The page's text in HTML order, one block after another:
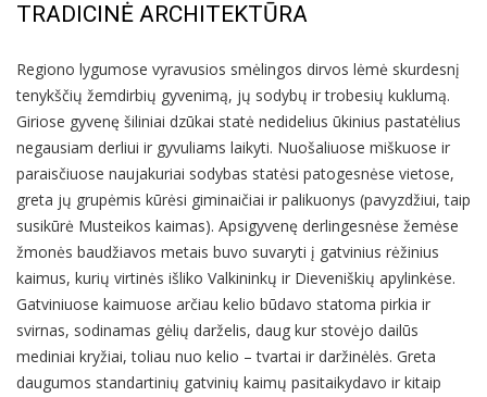
TRADICINĖ ARCHITEKTŪRA
Regiono lygumose vyravusios smėlingos dirvos lėmė skurdesnį
tenykščių žemdirbių gyvenimą, jų sodybų ir trobesių kuklumą.
Giriose gyvenę šiliniai dzūkai statė nedidelius ūkinius pastatėlius
negausiam derliui ir gyvuliams laikyti. Nuošaliuose miškuose ir
paraisčiuose naujakuriai sodybas statėsi patogesnėse vietose,
greta jų grupėmis kūrėsi giminaičiai ir palikuonys (pavyzdžiui, taip
susikūrė Musteikos kaimas). Apsigyvenę derlingesnėse žemėse
žmonės baudžiavos metais buvo suvaryti į gatvinius rėžinius
kaimus, kurių virtinės išliko Valkininkų ir Dieveniškių apylinkėse.
Gatviniuose kaimuose arčiau kelio būdavo statoma pirkia ir
svirnas, sodinamas gėlių darželis, daug kur stovėjo dailūs
mediniai kryžiai, toliau nuo kelio – tvartai ir daržinėlės. Greta
daugumos standartinių gatvinių kaimų pasitaikydavo ir kitaip